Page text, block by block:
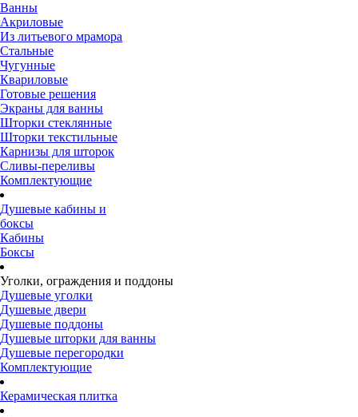
Ванны
Акриловые
Из литьевого мрамора
Стальные
Чугунные
Квариловые
Готовые решения
Экраны для ванны
Шторки стеклянные
Шторки текстильные
Карнизы для шторок
Сливы-переливы
Комплектующие
Душевые кабины и
боксы
Кабины
Боксы
Уголки, ограждения и поддоны
Душевые уголки
Душевые двери
Душевые поддоны
Душевые шторки для ванны
Душевые перегородки
Комплектующие
Керамическая плитка